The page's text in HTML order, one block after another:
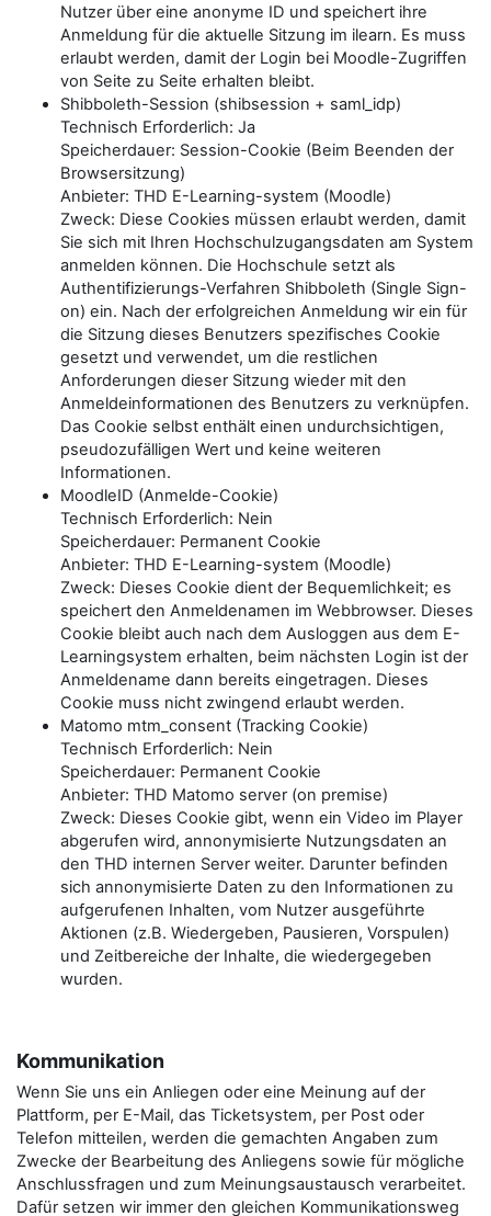
Nutzer über eine anonyme ID und speichert ihre
Anmeldung für die aktuelle Sitzung im ilearn. Es muss
erlaubt werden, damit der Login bei Moodle-Zugriffen
von Seite zu Seite erhalten bleibt.
Shibboleth-Session (shibsession + saml_idp)
Technisch Erforderlich: Ja
Speicherdauer: Session-Cookie (Beim Beenden der
Browsersitzung)
Anbieter: THD E-Learning-system (Moodle)
Zweck: Diese Cookies müssen erlaubt werden, damit
Sie sich mit Ihren Hochschulzugangsdaten am System
anmelden können. Die Hochschule setzt als
Authentifizierungs-Verfahren Shibboleth (Single Sign-
on) ein. Nach der erfolgreichen Anmeldung wir ein für
die Sitzung dieses Benutzers spezifisches Cookie
gesetzt und verwendet, um die restlichen
Anforderungen dieser Sitzung wieder mit den
Anmeldeinformationen des Benutzers zu verknüpfen.
Das Cookie selbst enthält einen undurchsichtigen,
pseudozufälligen Wert und keine weiteren
Informationen.
MoodleID (Anmelde-Cookie)
Technisch Erforderlich: Nein
Speicherdauer: Permanent Cookie
Anbieter: THD E-Learning-system (Moodle)
Zweck: Dieses Cookie dient der Bequemlichkeit; es
speichert den Anmeldenamen im Webbrowser. Dieses
Cookie bleibt auch nach dem Ausloggen aus dem E-
Learningsystem erhalten, beim nächsten Login ist der
Anmeldename dann bereits eingetragen. Dieses
Cookie muss nicht zwingend erlaubt werden.
Matomo mtm_consent (Tracking Cookie)
Technisch Erforderlich: Nein
Speicherdauer: Permanent Cookie
Anbieter: THD Matomo server (on premise)
Zweck: Dieses Cookie gibt, wenn ein Video im Player
abgerufen wird, annonymisierte Nutzungsdaten an
den THD internen Server weiter. Darunter befinden
sich annonymisierte Daten zu den Informationen zu
aufgerufenen Inhalten, vom Nutzer ausgeführte
Aktionen (z.B. Wiedergeben, Pausieren, Vorspulen)
und Zeitbereiche der Inhalte, die wiedergegeben
wurden.
Kommunikation
Wenn Sie uns ein Anliegen oder eine Meinung auf der
Plattform, per E-Mail, das Ticketsystem, per Post oder
Telefon mitteilen, werden die gemachten Angaben zum
Zwecke der Bearbeitung des Anliegens sowie für mögliche
Anschlussfragen und zum Meinungsaustausch verarbeitet.
Dafür setzen wir immer den gleichen Kommunikationsweg